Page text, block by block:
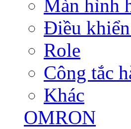
Màn hình
Điều
Role
Công tắc
Khác
OMRON